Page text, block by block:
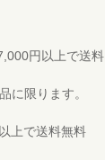
円以上で送料
に限ります。
上で送料無料